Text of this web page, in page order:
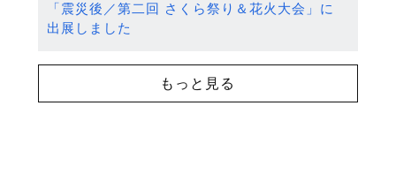
「震災後／第二回 さくら祭り＆花火大会」に
出展しました
もっと見る